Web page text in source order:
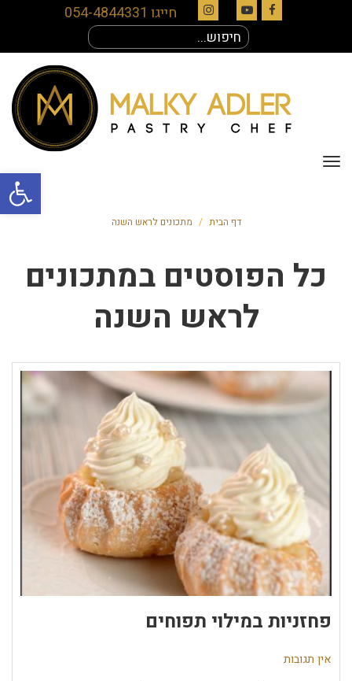
פתח
Facebook
YouTube
Instagram
חייגו 054-4844331
עבור:
תפריט
דף הבית / מתכונים לראש השנה
כל הפוסטים במתכונים
לראש השנה
פחזניות במילוי תפוחים
אין תגובות